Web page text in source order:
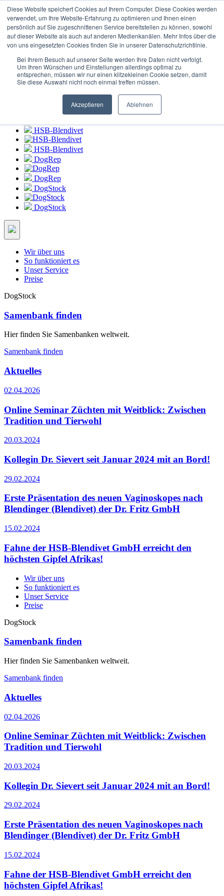
Diese Website speichert Cookies auf Ihrem Computer. Diese Cookies werden
verwendet, um Ihre Website-Erfahrung zu optimieren und Ihnen einen
persönlich auf Sie zugeschnittenen Service bereitstellen zu können, sowohl
auf dieser Website als auch auf anderen Medienkanälen. Mehr Infos über die
von uns eingesetzten Cookies finden Sie in unserer Datenschutzrichtlinie.
Bei Ihrem Besuch auf unserer Seite werden Ihre Daten nicht verfolgt.
Um Ihren Wünschen und Einstellungen allerdings optimal zu
entsprechen, müssen wir nur einen klitzekleinen Cookie setzen, damit
Sie diese Auswahl nicht noch einmal treffen müssen.
Akzeptieren Ablehnen
Login zumHSB-Blendivet Portal
HSB-Blendivet
DogRep
DogRep
DogStock
DogStock
HSB-Blendivet
HSB-Blendivet
DogRep
DogRep
DogStock
DogStock
Wir über uns
So funktioniert es
Unser Service
Preise
DogStock
Samenbank finden
Hier finden Sie Samenbanken weltweit.
Samenbank finden
Aktuelles
02.04.2026
Online Seminar Züchten mit Weitblick: Zwischen
Tradition und Tierwohl
20.03.2024
Kollegin Dr. Sievert seit Januar 2024 mit an Bord!
29.02.2024
Erste Präsentation des neuen Vaginoskopes nach
Blendinger (Blendivet) der Dr. Fritz GmbH
15.02.2024
Fahne der HSB-Blendivet GmbH erreicht den
höchsten Gipfel Afrikas!
Wir über uns
So funktioniert es
Unser Service
Preise
DogStock
Samenbank finden
Hier finden Sie Samenbanken weltweit.
Samenbank finden
Aktuelles
02.04.2026
Online Seminar Züchten mit Weitblick: Zwischen
Tradition und Tierwohl
20.03.2024
Kollegin Dr. Sievert seit Januar 2024 mit an Bord!
29.02.2024
Erste Präsentation des neuen Vaginoskopes nach
Blendinger (Blendivet) der Dr. Fritz GmbH
15.02.2024
Fahne der HSB-Blendivet GmbH erreicht den
höchsten Gipfel Afrikas!